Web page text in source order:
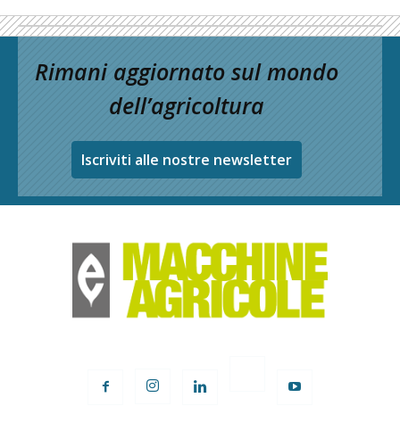
Rimani aggiornato sul mondo
dell’agricoltura
Iscriviti alle nostre newsletter